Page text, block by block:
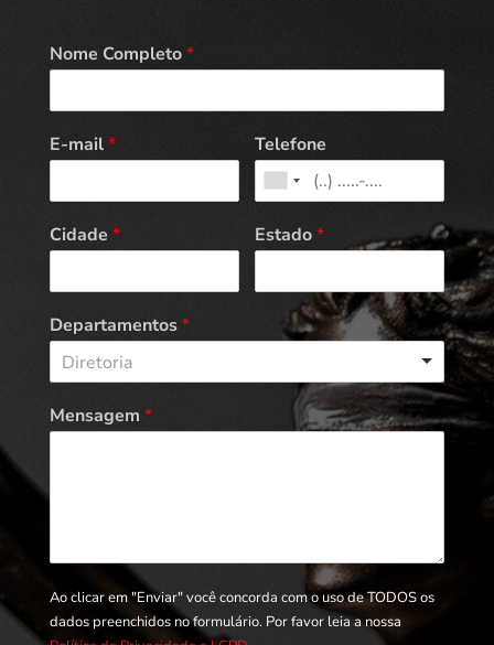
Nome Completo*
E-mail* Telefone
Cidade * Estado*
Departamentos*
Diretoria
Mensagem *
Ao clicar em "Enviar" você concorda com o uso de TODOS os
dados preenchidos no formulário. Por favor leia a nossa